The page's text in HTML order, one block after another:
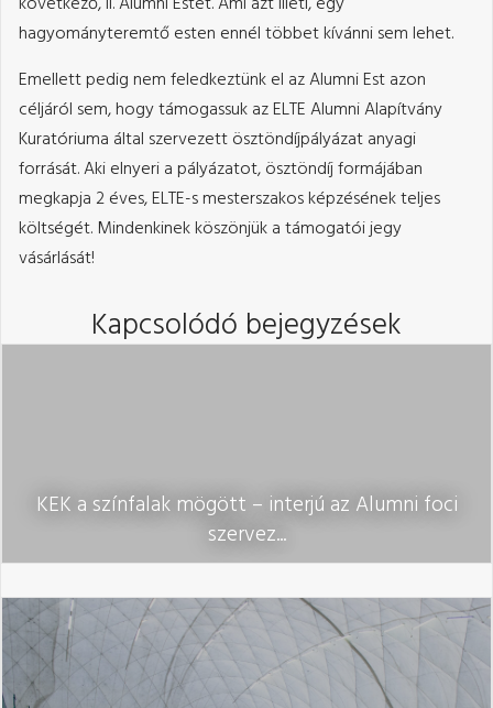
hagyományteremtő esten ennél többet kívánni sem lehet.
Emellett pedig nem feledkeztünk el az Alumni Est azon
céljáról sem, hogy támogassuk az ELTE Alumni Alapítvány
Kuratóriuma által szervezett ösztöndíjpályázat anyagi
forrását. Aki elnyeri a pályázatot, ösztöndíj formájában
megkapja 2 éves, ELTE-s mesterszakos képzésének teljes
költségét. Mindenkinek köszönjük a támogatói jegy
vásárlását!
Kapcsolódó bejegyzések
KEK a színfalak mögött – interjú az Alumni foci
szervez...